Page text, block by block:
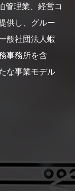
管理業、経営コ
供し、グルー
般社団法人蝦
事務所を含
な事業モデル